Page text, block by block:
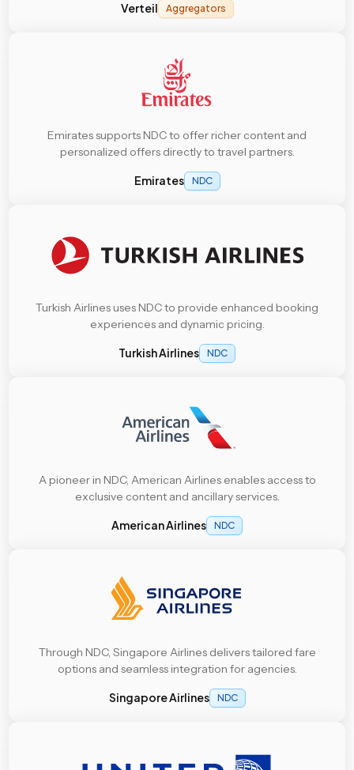
Verteil Aggregators
Emirates supports NDC to offer richer content and
personalized offers directly to travel partners.
Emirates NDC
Turkish Airlines uses NDC to provide enhanced booking
experiences and dynamic pricing.
Turkish Airlines NDC
A pioneer in NDC, American Airlines enables access to
exclusive content and ancillary services.
American Airlines NDC
Through NDC, Singapore Airlines delivers tailored fare
options and seamless integration for agencies.
Singapore Airlines NDC